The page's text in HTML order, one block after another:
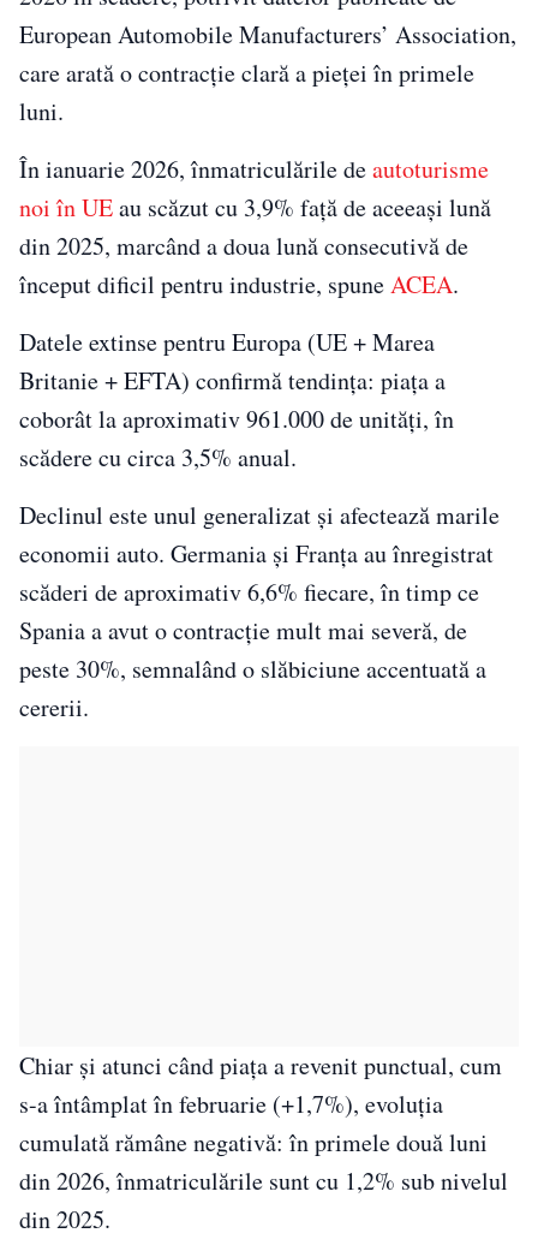
European Automobile Manufacturers’ Association,
care arată o contracție clară a pieței în primele
luni.
În ianuarie 2026, înmatriculările deautoturisme
noi în UEau scăzut cu 3,9% față de aceeași lună
din 2025, marcând a doua lună consecutivă de
început dificil pentru industrie, spuneACEA.
Datele extinse pentru Europa (UE + Marea
Britanie + EFTA) confirmă tendința: piața a
coborât la aproximativ 961.000 de unități, în
scădere cu circa 3,5% anual.
Declinul este unul generalizat și afectează marile
economii auto. Germania și Franța au înregistrat
scăderi de aproximativ 6,6% fiecare, în timp ce
Spania a avut o contracție mult mai severă, de
peste 30%, semnalând o slăbiciune accentuată a
cererii.
Chiar și atunci când piața a revenit punctual, cum
s-a întâmplat în februarie (+1,7%), evoluția
cumulată rămâne negativă: în primele două luni
din 2026, înmatriculările sunt cu 1,2% sub nivelul
din 2025.